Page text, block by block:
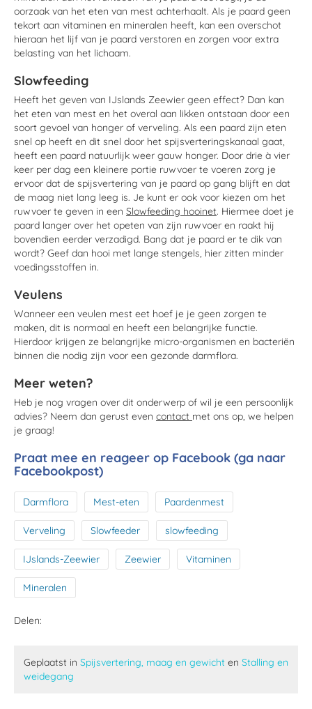
oorzaak van het eten van mest achterhaalt. Als je paard geen
tekort aan vitaminen en mineralen heeft, kan een overschot
hieraan het lijf van je paard verstoren en zorgen voor extra
belasting van het lichaam.
Slowfeeding
Heeft het geven van IJslands Zeewier geen effect? Dan kan
het eten van mest en het overal aan likken ontstaan door een
soort gevoel van honger of verveling. Als een paard zijn eten
snel op heeft en dit snel door het spijsverteringskanaal gaat,
heeft een paard natuurlijk weer gauw honger. Door drie à vier
keer per dag een kleinere portie ruwvoer te voeren zorg je
ervoor dat de spijsvertering van je paard op gang blijft en dat
de maag niet lang leeg is. Je kunt er ook voor kiezen om het
ruwvoer te geven in een Slowfeeding hooinet. Hiermee doet je
paard langer over het opeten van zijn ruwvoer en raakt hij
bovendien eerder verzadigd. Bang dat je paard er te dik van
wordt? Geef dan hooi met lange stengels, hier zitten minder
voedingsstoffen in.
Veulens
Wanneer een veulen mest eet hoef je je geen zorgen te
maken, dit is normaal en heeft een belangrijke functie.
Hierdoor krijgen ze belangrijke micro-organismen en bacteriën
binnen die nodig zijn voor een gezonde darmflora.
Meer weten?
Heb je nog vragen over dit onderwerp of wil je een persoonlijk
advies? Neem dan gerust even contact met ons op, we helpen
je graag!
Praat mee en reageer op Facebook (ga naar
Facebookpost)
Darmflora Mest-eten Paardenmest
Verveling Slowfeeder slowfeeding
IJslands-Zeewier Zeewier Vitaminen
Mineralen
Delen:
Geplaatst in Spijsvertering, maag en gewicht en Stalling en
weidegang